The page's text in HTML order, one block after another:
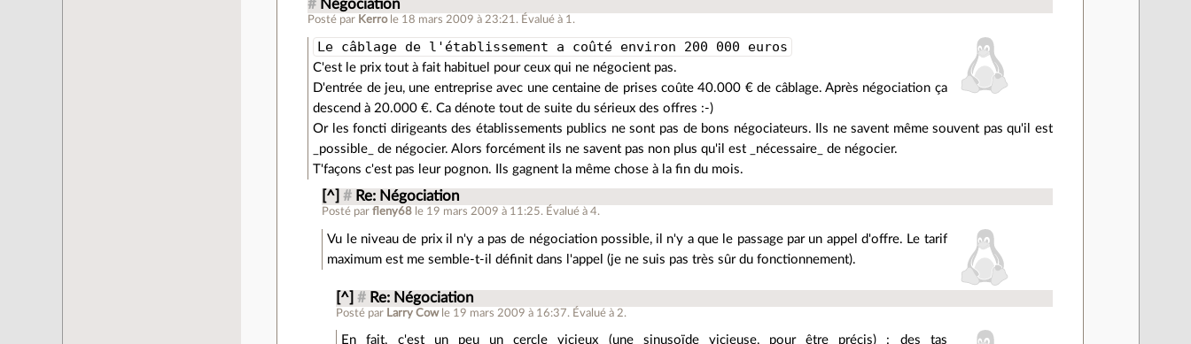
# Négociation
Posté par Kerro le 18 mars 2009 à 23:21 . Évalué à 1 .
Le câblage de l'établissement a coûté environ 200 000 euros
C'est le prix tout à fait habituel pour ceux qui ne négocient pas.
D'entrée de jeu, une entreprise avec une centaine de prises coûte 40.000 € de câblage. Après négociation ça
descend à 20.000 €. Ca dénote tout de suite du sérieux des offres :-)
Or lesfoncti dirigeants des établissements publics ne sont pas de bons négociateurs. Ils ne savent même souvent pas qu'il est
_possible_ de négocier. Alors forcément ils ne savent pas non plus qu'il est _nécessaire_ de négocier.
T'façons c'est pas leur pognon. Ils gagnent la même chose à la fin du mois.
[^] # Re: Négociation
Posté parfleny68 le 19 mars 2009 à 11:25. Évalué à4.
Vu le niveau de prix il n'y a pas de négociation possible, il n'y a que le passage par un appel d'offre. Le tarif
maximum est me semble-t-il définit dans l'appel (je ne suis pas très sûr du fonctionnement).
[^] # Re: Négociation
Posté par Larry Cow le 19 mars 2009 à 16:37. Évalué à 2.
En fait, c'est un peu un cercle vicieux (une sinusoïde vicieuse, pour être précis) : des tas